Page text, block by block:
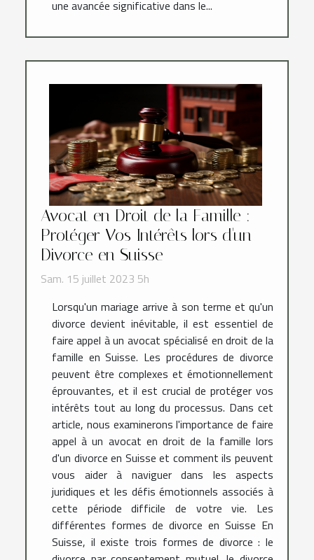
une avancée significative dans le...
Avocat en Droit de la Famille :
Protéger Vos Intérêts lors d'un
Divorce en Suisse
Sam. 15 juillet 2023 5h
Lorsqu'un mariage arrive à son terme et qu'un
divorce devient inévitable, il est essentiel de
faire appel à un avocat spécialisé en droit de la
famille en Suisse. Les procédures de divorce
peuvent être complexes et émotionnellement
éprouvantes, et il est crucial de protéger vos
intérêts tout au long du processus. Dans cet
article, nous examinerons l'importance de faire
appel à un avocat en droit de la famille lors
d'un divorce en Suisse et comment ils peuvent
vous aider à naviguer dans les aspects
juridiques et les défis émotionnels associés à
cette période difficile de votre vie. Les
différentes formes de divorce en Suisse En
Suisse, il existe trois formes de divorce : le